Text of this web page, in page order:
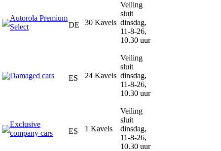
Autorola Premium
Select
DE 30 Kavels
Veiling
sluit
dinsdag,
11-8-26,
10.30 uur
Damaged cars ES 24 Kavels
Veiling
sluit
dinsdag,
11-8-26,
10.30 uur
Exclusive
company cars
ES 1 Kavels
Veiling
sluit
dinsdag,
11-8-26,
10.30 uur